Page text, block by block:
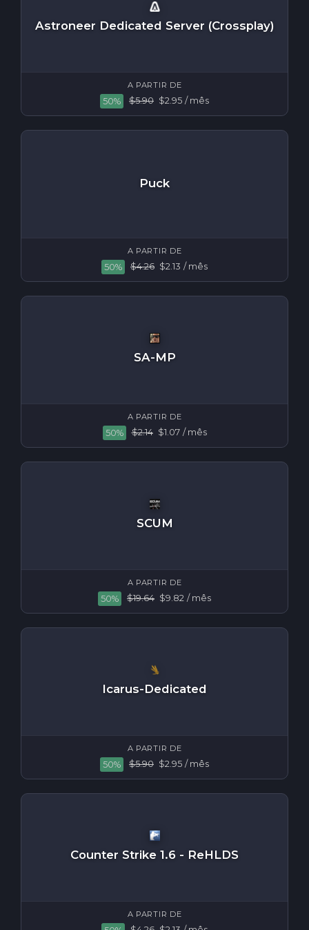
Astroneer Dedicated Server (Crossplay)
A PARTIR DE
50% $5.90 $2.95 / mês
Puck
A PARTIR DE
50% $4.26 $2.13 / mês
SA-MP
A PARTIR DE
50% $2.14 $1.07 / mês
SCUM
A PARTIR DE
50% $19.64 $9.82 / mês
Icarus-Dedicated
A PARTIR DE
50% $5.90 $2.95 / mês
Counter Strike 1.6 - ReHLDS
A PARTIR DE